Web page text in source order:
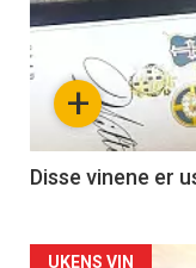
akkurat
nå
3
+
Disse vinene er
UKENS VIN